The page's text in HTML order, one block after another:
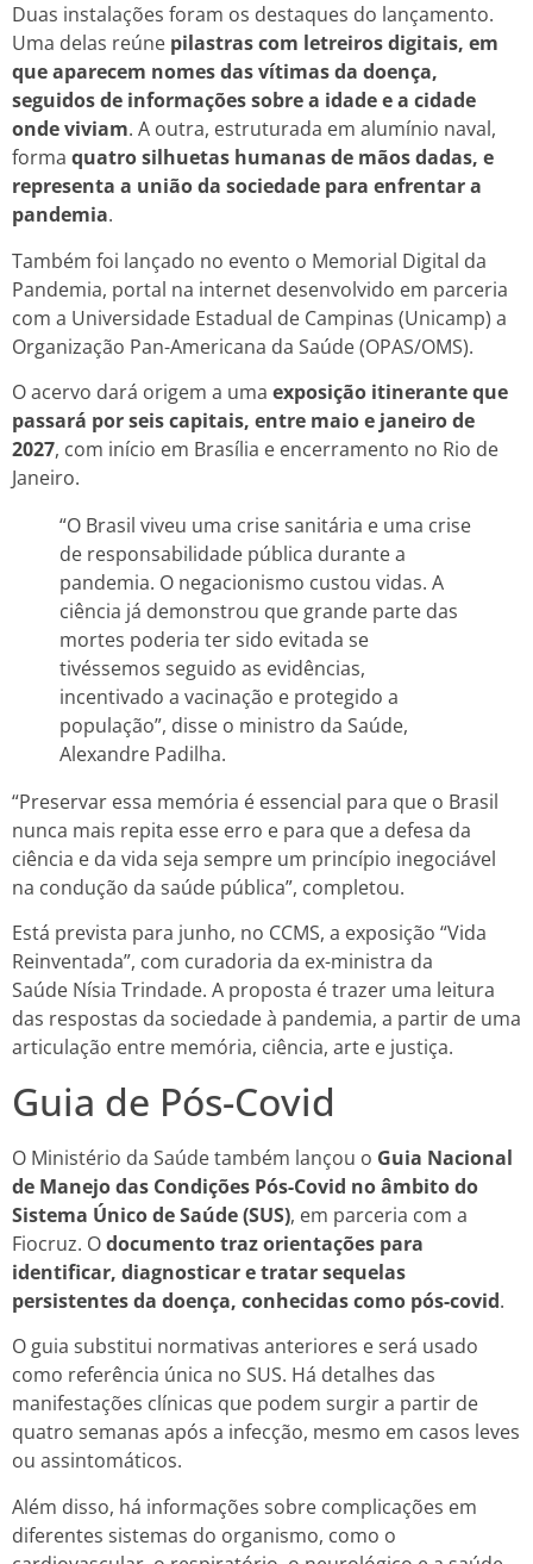
Duas instalações foram os destaques do lançamento.
Uma delas reúne pilastras com letreiros digitais, em
que aparecem nomes das vítimas da doença,
seguidos de informações sobre a idade e a cidade
onde viviam. A outra, estruturada em alumínio naval,
forma quatro silhuetas humanas de mãos dadas, e
representa a união da sociedade para enfrentar a
pandemia.
Também foi lançado no evento o Memorial Digital da
Pandemia, portal na internet desenvolvido em parceria
com a Universidade Estadual de Campinas (Unicamp) a
Organização Pan-Americana da Saúde (OPAS/OMS).
O acervo dará origem a uma exposição itinerante que
passará por seis capitais, entre maio e janeiro de
2027, com início em Brasília e encerramento no Rio de
Janeiro.
“O Brasil viveu uma crise sanitária e uma crise
de responsabilidade pública durante a
pandemia. O negacionismo custou vidas. A
ciência já demonstrou que grande parte das
mortes poderia ter sido evitada se
tivéssemos seguido as evidências,
incentivado a vacinação e protegido a
população”, disse o ministro da Saúde,
Alexandre Padilha.
“Preservar essa memória é essencial para que o Brasil
nunca mais repita esse erro e para que a defesa da
ciência e da vida seja sempre um princípio inegociável
na condução da saúde pública”, completou.
Está prevista para junho, no CCMS, a exposição “Vida
Reinventada”, com curadoria da ex-ministra da
Saúde Nísia Trindade. A proposta é trazer uma leitura
das respostas da sociedade à pandemia, a partir de uma
articulação entre memória, ciência, arte e justiça.
Guia de Pós-Covid
O Ministério da Saúde também lançou o Guia Nacional
de Manejo das Condições Pós-Covid no âmbito do
Sistema Único de Saúde (SUS), em parceria com a
Fiocruz. Odocumento traz orientações para
identificar, diagnosticar e tratar sequelas
persistentes da doença, conhecidas como pós-covid.
O guia substitui normativas anteriores e será usado
como referência única no SUS. Há detalhes das
manifestações clínicas que podem surgir a partir de
quatro semanas após a infecção, mesmo em casos leves
ou assintomáticos.
Além disso, há informações sobre complicações em
diferentes sistemas do organismo, como o